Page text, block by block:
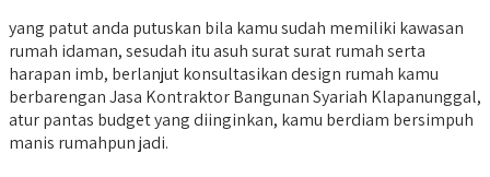
yang patut anda putuskan bila kamu sudah memiliki kawasan
rumah idaman, sesudah itu asuh surat surat rumah serta
harapan imb, berlanjut konsultasikan design rumah kamu
berbarengan Jasa Kontraktor Bangunan Syariah Klapanunggal,
atur pantas budget yang diinginkan, kamu berdiam bersimpuh
manis rumahpun jadi.